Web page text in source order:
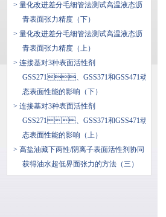
> 量化改进差分毛细管法测试高温液态沥
青表面张力精度（下）
> 量化改进差分毛细管法测试高温液态沥
青表面张力精度（上）
> 连接基对3种表面活性剂
GSS271、GSS371和GSS471动
态表面性能的影响（下）
> 连接基对3种表面活性剂
GSS271、GSS371和GSS471动
态表面性能的影响（上）
> 高盐油藏下两性/阴离子表面活性剂协同
获得油水超低界面张力的方法（三）